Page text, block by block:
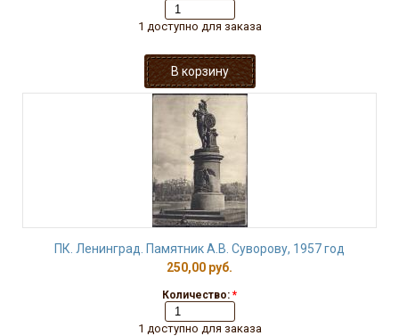
1 доступно для заказа
ПК. Ленинград. Памятник А.В. Суворову, 1957 год
250,00 руб.
Количество: *
1 доступно для заказа